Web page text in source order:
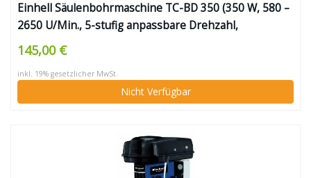
Einhell Säulenbohrmaschine TC-BD 350 (350 W, 580 –
2650 U/Min., 5-stufig anpassbare Drehzahl,
dreiarmiges Bohrdrehkreuz, neig-, schwenkbar- und
höhenverstellbarer Bohrtisch, Späneschutz)
145,00 €
inkl. 19% gesetzlicher MwSt.
Nicht Verfügbar